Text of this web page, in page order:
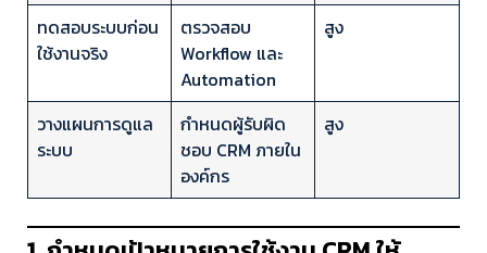
ทดสอบระบบก่อน
ใช้งานจริง
ตรวจสอบ
Workflow และ
Automation
สูง
วางแผนการดูแล
ระบบ
กำหนดผู้รับผิด
ชอบ CRM ภายใน
องค์กร
สูง